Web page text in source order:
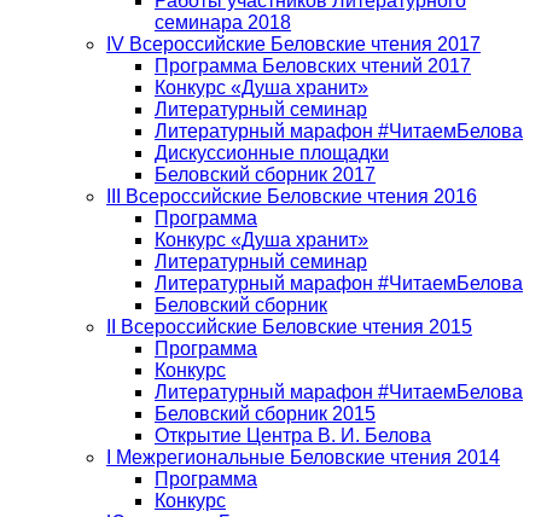
семинара 2018
IV Всероссийские Беловские чтения 2017
Программа Беловских чтений 2017
Конкурс «Душа хранит»
Литературный семинар
Литературный марафон #ЧитаемБелова
Дискуссионные площадки
Беловский сборник 2017
III Всероссийские Беловские чтения 2016
Программа
Конкурс «Душа хранит»
Литературный семинар
Литературный марафон #ЧитаемБелова
Беловский сборник
II Всероссийские Беловские чтения 2015
Программа
Конкурс
Литературный марафон #ЧитаемБелова
Беловский сборник 2015
Открытие Центра В. И. Белова
I Межрегиональные Беловские чтения 2014
Программа
Конкурс